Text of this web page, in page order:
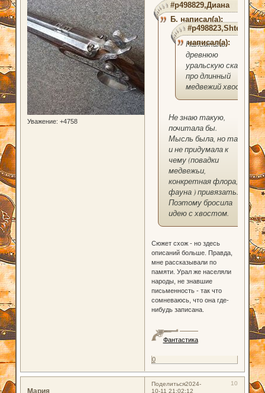
Уважение: +4758
#p498829,Диана
Б. написал(а):
#p498823,Shteler
написал(а):
Напомнило
древнюю
уральскую сказку
про длинный
медвежий хвост.
Не знаю такую,
почитала бы.
Мысль была, но так
и не придумала к
чему (повадки
медвежьи,
конкретная флора,
фауна ) привязать.
Поэтому бросила
идею с хвостом.
Сюжет схож - но здесь
описаний больше. Правда,
мне рассказывали по
памяти. Урал же населяли
народы, не знавшие
письменность - так что
сомневаюсь, что она где-
нибудь записана.
Фантастика
0
Поделиться 10
2024-
10-11 21:02:12
Мария